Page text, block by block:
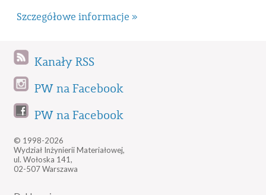
Szczegółowe informacje »
Kanały RSS
PW na Facebook
PW na Facebook
© 1998-2026
Wydział Inżynierii Materiałowej,
ul. Wołoska 141,
02-507 Warszawa